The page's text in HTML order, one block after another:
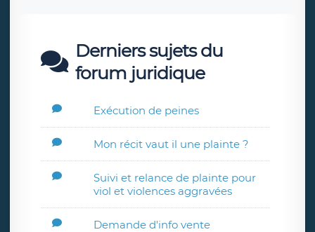
Derniers sujets du
forum juridique
Exécution de peines
Mon récit vaut il une plainte ?
Suivi et relance de plainte pour
viol et violences aggravées
Demande d'info vente